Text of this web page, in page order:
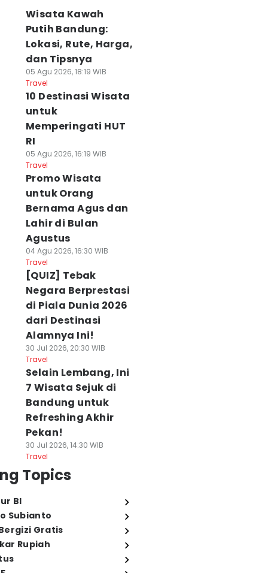
Wisata Kawah
Putih Bandung:
Lokasi, Rute, Harga,
dan Tipsnya
05 Agu 2026, 18:19 WIB
Travel
10 Destinasi Wisata
untuk
Memperingati HUT
RI
05 Agu 2026, 16:19 WIB
Travel
Promo Wisata
untuk Orang
Bernama Agus dan
Lahir di Bulan
Agustus
04 Agu 2026, 16:30 WIB
Travel
[QUIZ] Tebak
Negara Berprestasi
di Piala Dunia 2026
dari Destinasi
Alamnya Ini!
30 Jul 2026, 20:30 WIB
Travel
Selain Lembang, Ini
7 Wisata Sejuk di
Bandung untuk
Refreshing Akhir
Pekan!
30 Jul 2026, 14:30 WIB
Travel
Topics
BI
Subianto
Gratis
Rupiah